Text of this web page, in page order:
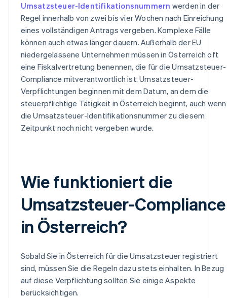
Umsatzsteuer-Identifikationsnummern werden in der
Regel innerhalb von zwei bis vier Wochen nach Einreichung
eines vollständigen Antrags vergeben. Komplexe Fälle
können auch etwas länger dauern. Außerhalb der EU
niedergelassene Unternehmen müssen in Österreich oft
eine Fiskalvertretung benennen, die für die Umsatzsteuer-
Compliance mitverantwortlich ist. Umsatzsteuer-
Verpflichtungen beginnen mit dem Datum, an dem die
steuerpflichtige Tätigkeit in Österreich beginnt, auch wenn
die Umsatzsteuer-Identifikationsnummer zu diesem
Zeitpunkt noch nicht vergeben wurde.
Wie funktioniert die
Umsatzsteuer-Compliance
in Österreich?
Sobald Sie in Österreich für die Umsatzsteuer registriert
sind, müssen Sie die Regeln dazu stets einhalten. In Bezug
auf diese Verpflichtung sollten Sie einige Aspekte
berücksichtigen.